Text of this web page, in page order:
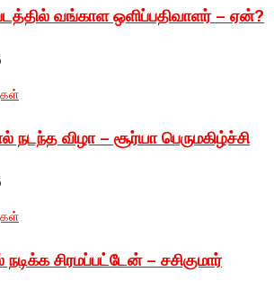
வங்காள ஒளிப்பதிவாளர் – ஏன்?
நடந்த விழா – சூர்யா பெருமகிழ்ச்சி
சிரமப்பட்டேன் – சசிகுமார்